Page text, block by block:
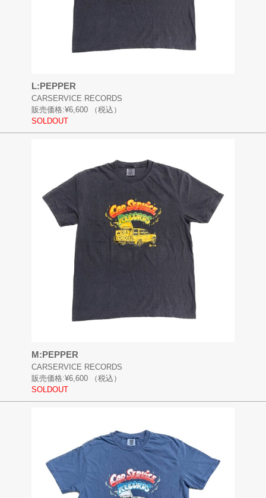
L:PEPPER
CARSERVICE RECORDS
販売価格:¥6,600
（税込）
SOLDOUT
M:PEPPER
CARSERVICE RECORDS
販売価格:¥6,600
（税込）
SOLDOUT